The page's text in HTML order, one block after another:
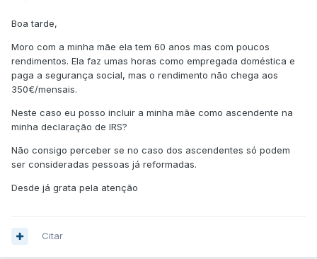
Boa tarde,
Moro com a minha mãe ela tem 60 anos mas com poucos
rendimentos. Ela faz umas horas como empregada doméstica e
paga a segurança social, mas o rendimento não chega aos
350€/mensais.
Neste caso eu posso incluir a minha mãe como ascendente na
minha declaração de IRS?
Não consigo perceber se no caso dos ascendentes só podem
ser consideradas pessoas já reformadas.
Desde já grata pela atenção
Citar